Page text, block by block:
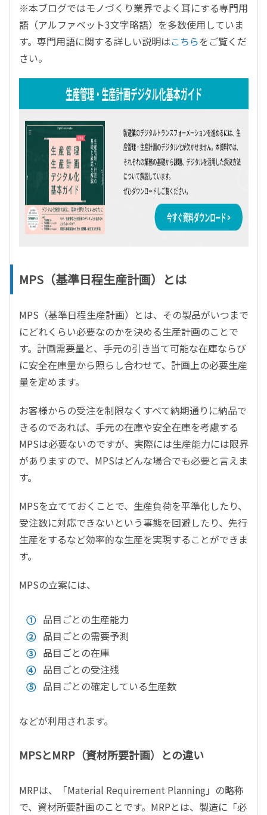
※本ブログではモノづくり業界でよく耳にする専門用
語（アルファベット3文字略語）を多数使用していま
す。専門用語に関する詳しい説明はこちらをご覧くだ
さい。
MPS（基準日程生産計画）とは
MPS（基準日程生産計画）とは、その製品がいつまで
にどれくらい必要なのかを決める生産計画のことで
す。計画需要量と、手元の引き当て可能な在庫ならび
に安全在庫量から照らし合わせて、計画上の必要生産
量を定めます。
お客様からの受注を制限なくすべて納期通りに納品で
きるのであれば、手元の在庫や安全在庫を考慮する
MPSは必要ないのですが、実際には生産能力には限界
がありますので、MPSはどんな場合でも必要と言えま
す。
MPSを立てておくことで、生産負荷を平準化したり、
受注数に対応できないという事態を回避したり、先行
生産をするなど効率的な生産を実現することができま
す。
MPSの立案には、
品目ごとの生産能力
品目ごとの需要予測
品目ごとの在庫
品目ごとの受注残
品目ごとの確定している生産数
などが利用されます。
MPSとMRP（資材所要計画）との違い
MRPは、「Material Requirement Planning」の略称
で、資材所要計画のことです。MRPとは、製造に「必